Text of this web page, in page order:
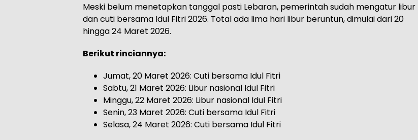
Meski belum menetapkan tanggal pasti Lebaran, pemerintah sudah mengatur libur
dan cuti bersama Idul Fitri 2026. Total ada lima hari libur beruntun, dimulai dari 20
hingga 24 Maret 2026.
Berikut rinciannya:
Jumat, 20 Maret 2026: Cuti bersama Idul Fitri
Sabtu, 21 Maret 2026: Libur nasional Idul Fitri
Minggu, 22 Maret 2026: Libur nasional Idul Fitri
Senin, 23 Maret 2026: Cuti bersama Idul Fitri
Selasa, 24 Maret 2026: Cuti bersama Idul Fitri